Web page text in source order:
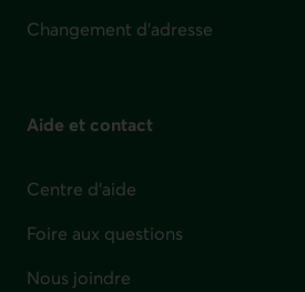
Changement d'adresse
Aide et contact
Centre d'aide
Foire aux questions
Nous joindre